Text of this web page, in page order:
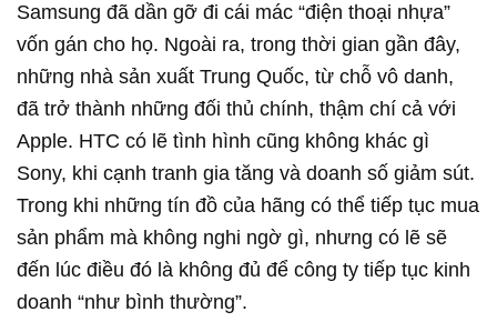
Samsung đã dần gỡ đi cái mác “điện thoại nhựa”
vốn gán cho họ. Ngoài ra, trong thời gian gần đây,
những nhà sản xuất Trung Quốc, từ chỗ vô danh,
đã trở thành những đối thủ chính, thậm chí cả với
Apple. HTC có lẽ tình hình cũng không khác gì
Sony, khi cạnh tranh gia tăng và doanh số giảm sút.
Trong khi những tín đồ của hãng có thể tiếp tục mua
sản phẩm mà không nghi ngờ gì, nhưng có lẽ sẽ
đến lúc điều đó là không đủ để công ty tiếp tục kinh
doanh “như bình thường”.